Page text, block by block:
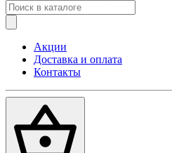
Акции
Доставка и оплата
Контакты